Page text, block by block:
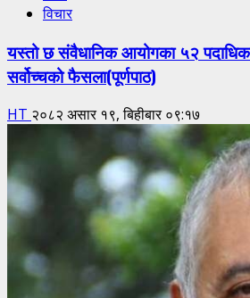
विचार
यस्तो छ संवैधानिक आयोगका ५२
सर्वोच्चको फैसला(पूर्णपाठ)
HT २०८२ असार १९, बिहीबार ०९:१७